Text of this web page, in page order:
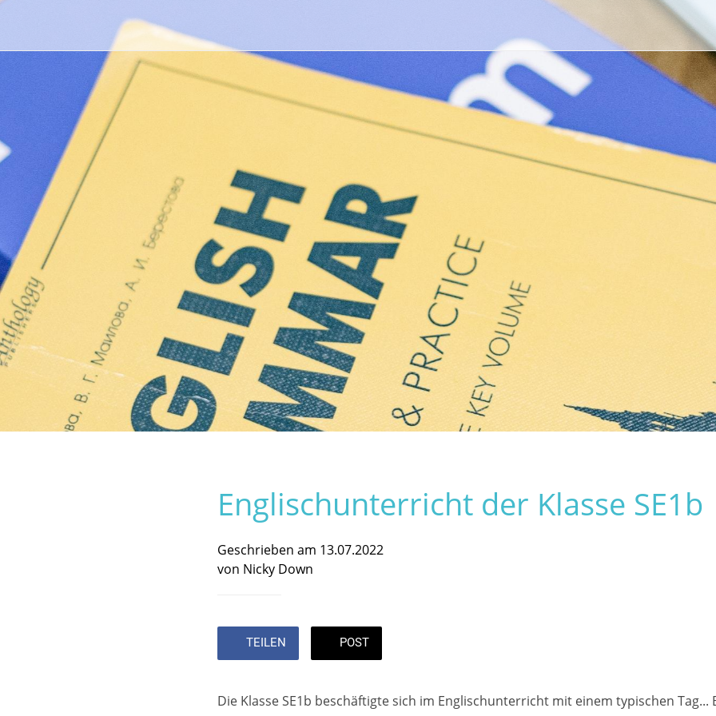
Englischunterricht der Klasse SE1b
Geschrieben am 13.07.2022
von Nicky Down
TEILEN POST
Die Klasse SE1b beschäftigte sich im Englischunterricht mit einem typischen Tag...